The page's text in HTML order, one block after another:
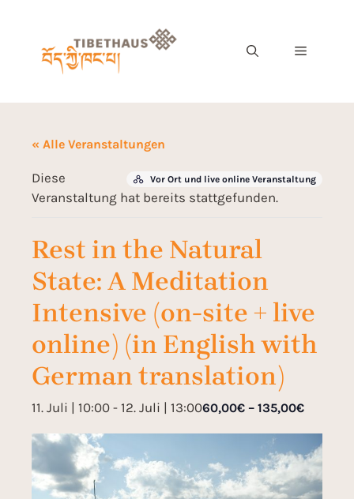
« Alle Veranstaltungen
Vor Ort und live online Veranstaltung
Diese
Veranstaltung hat bereits stattgefunden.
Rest in the Natural
State: A Meditation
Intensive (on-site + live
online) (in English with
German translation)
11. Juli | 10:00 - 12. Juli | 13:0060,00€ – 135,00€